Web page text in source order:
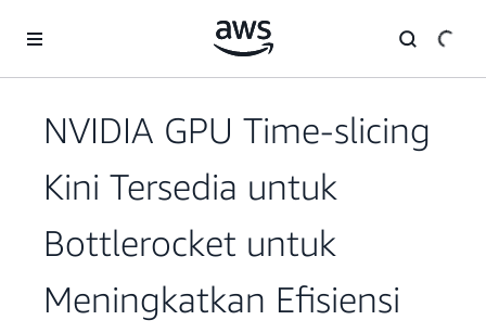
NVIDIA GPU Time-slicing
Kini Tersedia untuk
Bottlerocket untuk
Meningkatkan Efisiensi